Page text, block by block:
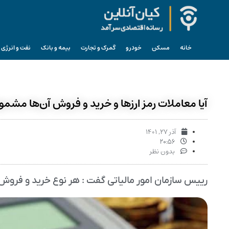
خانه مسکن خودرو گمرک و تجارت بیمه و بانک نفت و انرژی
آیا معاملات رمز ارزها و خرید و فروش آن‌ها
آذر ۲۷, ۱۴۰۱
۲۰:۵۶
بدون نظر
رییس سازمان امور مالیاتی گفت : هر نوع خرید و